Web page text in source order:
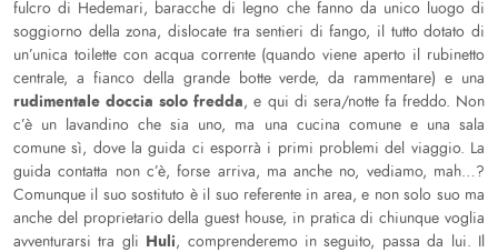
fulcro di Hedemari, baracche di legno che fanno da unico luogo di
soggiorno della zona, dislocate tra sentieri di fango, il tutto dotato di
un’unica toilette con acqua corrente (quando viene aperto il rubinetto
centrale, a fianco della grande botte verde, da rammentare) e una
rudimentale doccia solo fredda, e qui di sera/notte fa freddo. Non
c’è un lavandino che sia uno, ma una cucina comune e una sala
comune sì, dove la guida ci esporrà i primi problemi del viaggio. La
guida contatta non c’è, forse arriva, ma anche no, vediamo, mah…?
Comunque il suo sostituto è il suo referente in area, e non solo suo ma
anche del proprietario della guest house, in pratica di chiunque voglia
avventurarsi tra gli Huli, comprenderemo in seguito, passa da lui. Il